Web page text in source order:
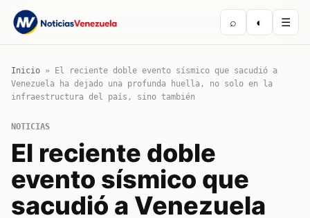
⌕ ◐ ☰
Inicio »
El reciente doble evento sísmico que sacudió a
Venezuela ha dejado una profunda huella, no solo en la
infraestructura del país, sino también
NOTICIAS
El reciente doble
evento sísmico que
sacudió a Venezuela